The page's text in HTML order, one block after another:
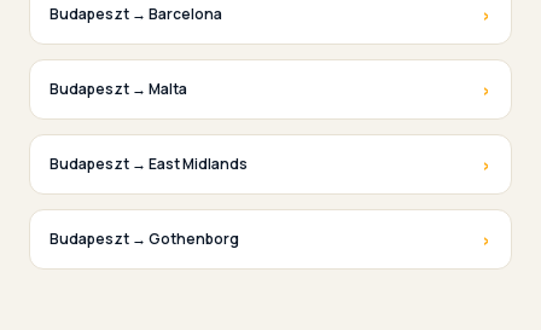
Budapeszt → Barcelona ›
Budapeszt → Malta ›
Budapeszt → East Midlands ›
Budapeszt → Gothenborg ›